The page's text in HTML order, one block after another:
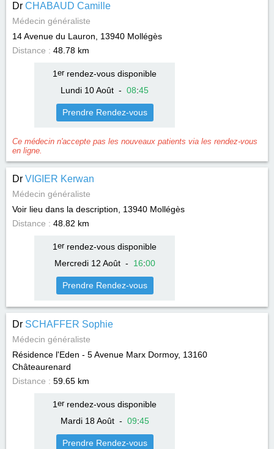
Dr CHABAUD Camille
Médecin généraliste
14 Avenue du Lauron, 13940 Mollégès
Distance : 48.78 km
1 errendez-vous disponible
Lundi 10 Août - 08:45
Prendre Rendez-vous
Ce médecin n'accepte pas les nouveaux patients via les rendez-vous
en ligne.
Dr VIGIER Kerwan
Médecin généraliste
Voir lieu dans la description, 13940 Mollégès
Distance : 48.82 km
1 errendez-vous disponible
Mercredi 12 Août- 16:00
Prendre Rendez-vous
Dr SCHAFFER Sophie
Médecin généraliste
Résidence l'Eden - 5 Avenue Marx Dormoy, 13160
Châteaurenard
Distance : 59.65 km
1 errendez-vous disponible
Mardi 18 Août- 09:45
Prendre Rendez-vous